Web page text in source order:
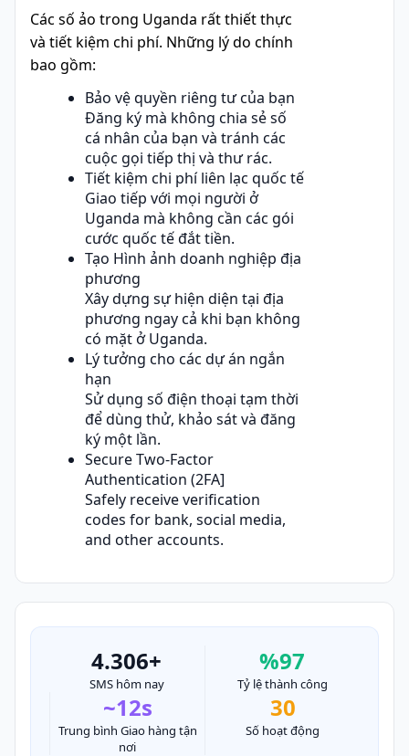
Các số ảo trong Uganda rất thiết thực
và tiết kiệm chi phí. Những lý do chính
bao gồm:
Bảo vệ quyền riêng tư của bạn
Đăng ký mà không chia sẻ số
cá nhân của bạn và tránh các
cuộc gọi tiếp thị và thư rác.
Tiết kiệm chi phí liên lạc quốc tế
Giao tiếp với mọi người ở
Uganda mà không cần các gói
cước quốc tế đắt tiền.
Tạo Hình ảnh doanh nghiệp địa
phương
Xây dựng sự hiện diện tại địa
phương ngay cả khi bạn không
có mặt ở Uganda.
Lý tưởng cho các dự án ngắn
hạn
Sử dụng số điện thoại tạm thời
để dùng thử, khảo sát và đăng
ký một lần.
Secure Two-Factor
Authentication (2FA]
Safely receive verification
codes for bank, social media,
and other accounts.
4.306+
SMS hôm nay
%97
Tỷ lệ thành công
~12s
Trung bình Giao hàng tận
nơi
30
Số hoạt động